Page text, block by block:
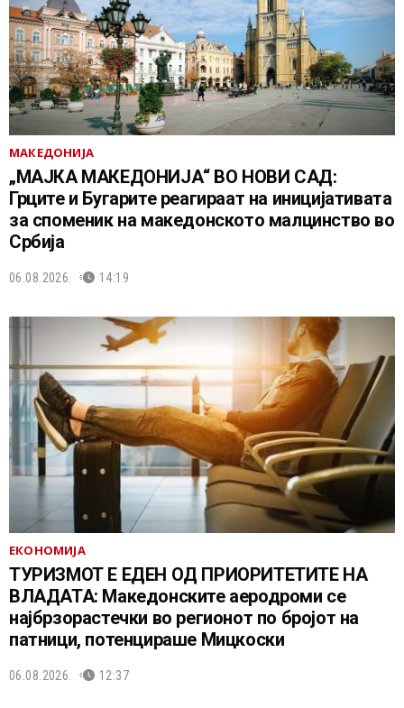
МАКЕДОНИЈА
„МАЈКА МАКЕДОНИЈА“ ВО НОВИ САД:
Грците и Бугарите реагираат на иницијативата
за споменик на македонското малцинство во
Србија
06.08.2026. 14:19
ЕКОНОМИЈА
ТУРИЗМОТ Е ЕДЕН ОД ПРИОРИТЕТИТЕ НА
ВЛАДАТА: Македонските аеродроми се
најбрзорастечки во регионот по бројот на
патници, потенцираше Мицкоски
06.08.2026. 12:37